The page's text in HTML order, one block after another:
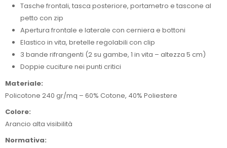
Tasche frontali, tasca posteriore, portametro e tascone al
petto con zip
Apertura frontale e laterale con cerniera e bottoni
Elastico in vita, bretelle regolabili con clip
3 bande rifrangenti (2 su gambe, 1 in vita – altezza 5 cm)
Doppie cuciture nei punti critici
Materiale:
Policotone 240 gr/mq – 60% Cotone, 40% Poliestere
Colore:
Arancio alta visibilità
Normativa: